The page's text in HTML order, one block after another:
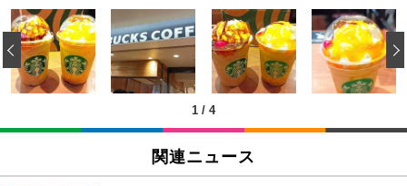
[EdoErgo] オフィスチェア 椅子 テレワーク 疲れな
い 跳ね上げ式アームレスト コンパクト 約105度ロッ
キング pc 事務椅子 360度回転 座面昇降 強化ナイロ
ン樹脂ベース 通気性メッシュ 在宅ワーク H-WY01
(黒網+黒枠+黒足)
￥5,699
SIHOO B100 オフィスチェア／デスクチェア メッシ
ュチェア 人間工学 疲れない ブラック
￥27,999
EIZO ビジネス向けプレミアムモニター | FlexScan
EV3240X-WT | 31.5型4K UHD・USB Type-C・ホワ
イト
￥105,595
EIZO ビジネス向けプレミアムモニター | FlexScan
Amazonベーシック ペットシーツ 薄型 レギュラー 1
回使い捨て 無香料 ホワイト 300枚
￥3,373
Amazonベーシック ペットシーツ 厚型 ワイド 42枚
x2袋(84枚) ホワイト(吸収面:ライトブルー)
￥3,234
1 / 4
‹
関連ニュース